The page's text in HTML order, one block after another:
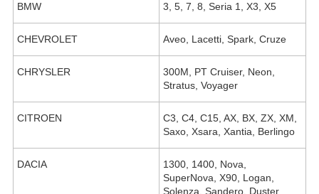
BMW 3, 5, 7, 8, Seria 1, X3, X5
CHEVROLET Aveo, Lacetti, Spark, Cruze
CHRYSLER
300M, PT Cruiser, Neon,
Stratus, Voyager
CITROEN
C3, C4, C15, AX, BX, ZX, XM,
Saxo, Xsara, Xantia, Berlingo
DACIA
1300, 1400, Nova,
SuperNova, X90, Logan,
Solenza, Sandero, Duster